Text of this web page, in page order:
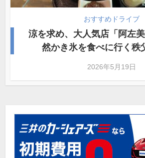
おすすめドライブ
涼を求め、大人気店「阿左
然かき氷を食べに行く秩
2026年5月19日